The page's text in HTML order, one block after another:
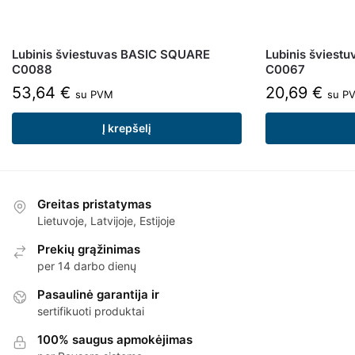
Lubinis šviestuvas BASIC SQUARE
C0088
53,64 € su PVM
Į krepšelį
Lubinis
C0067
20,69 € su
Greitas pristatymas
Lietuvoje, Latvijoje, Estijoje
Prekių grąžinimas
per 14 darbo dienų
Pasaulinė garantija ir
sertifikuoti produktai
100% saugus apmokėjimas